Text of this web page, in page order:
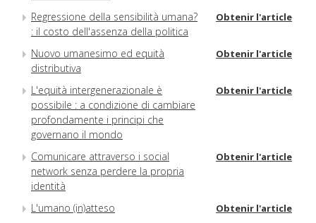
Regressione della sensibilità umana?
: il costo dell'assenza della politica
Obtenir l'article
Nuovo umanesimo ed equità
distributiva
Obtenir l'article
L'equità intergenerazionale è
possibile : a condizione di cambiare
profondamente i principi che
governano il mondo
Obtenir l'article
Comunicare attraverso i social
network senza perdere la propria
identità
Obtenir l'article
L'umano (in)atteso Obtenir l'article